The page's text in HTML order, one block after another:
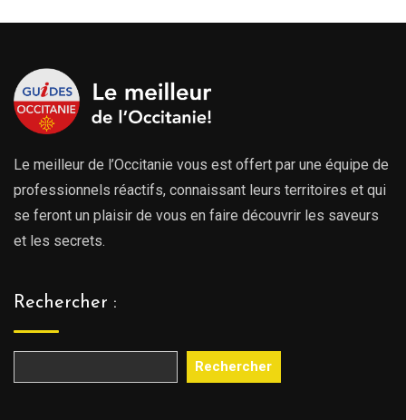
à
à
Le meilleur de l’Occitanie vous est offert par une équipe de
professionnels réactifs, connaissant leurs territoires et qui
se feront un plaisir de vous en faire découvrir les saveurs
et les secrets.
Rechercher :
Rechercher